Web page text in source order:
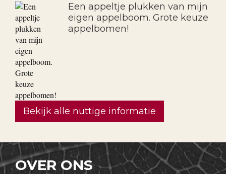
Een appeltje plukken van mijn
eigen appelboom. Grote keuze
appelbomen!
Bekijk alle nuttige informatie
OVER ONS